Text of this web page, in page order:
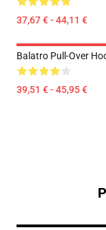
37,67 € - 44,11 €
Balatro Pull-Over
39,51 € - 45,95 €